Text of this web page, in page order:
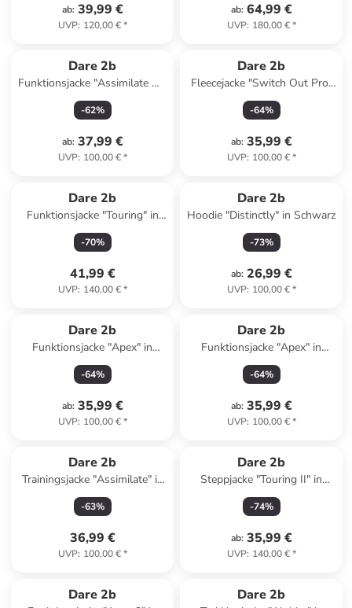
ab: 39,99 €
UVP: 120,00 €*
ab: 64,99 €
UVP: 180,00 €*
Dare 2b
Funktionsjacke "Assimilate VI"
in Khaki
-62%
ab: 37,99 €
UVP: 100,00 €*
Dare 2b
Fleecejacke "Switch Out Pro"
in Camel
-64%
ab: 35,99 €
UVP: 100,00 €*
Dare 2b
Funktionsjacke "Touring" in
Dunkelblau
-70%
41,99 €
UVP: 140,00 €*
Dare 2b
Hoodie "Distinctly" in Schwarz
-73%
ab: 26,99 €
UVP: 100,00 €*
Dare 2b
Funktionsjacke "Apex" in
Blaugrau
-64%
ab: 35,99 €
UVP: 100,00 €*
Dare 2b
Funktionsjacke "Apex" in
Terrakotta
-64%
ab: 35,99 €
UVP: 100,00 €*
Dare 2b
Trainingsjacke "Assimilate" in
Khaki/ Schwarz
-63%
36,99 €
UVP: 100,00 €*
Dare 2b
Steppjacke "Touring II" in
Blau/ Schwarz
-74%
ab: 35,99 €
UVP: 140,00 €*
Dare 2b Dare 2b